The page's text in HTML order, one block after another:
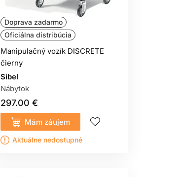
Doprava zadarmo
Oficiálna distribúcia
Manipulačný vozík DISCRETE
čierny
Sibel
Nábytok
297.00 €
Mám záujem
Aktuálne nedostupné